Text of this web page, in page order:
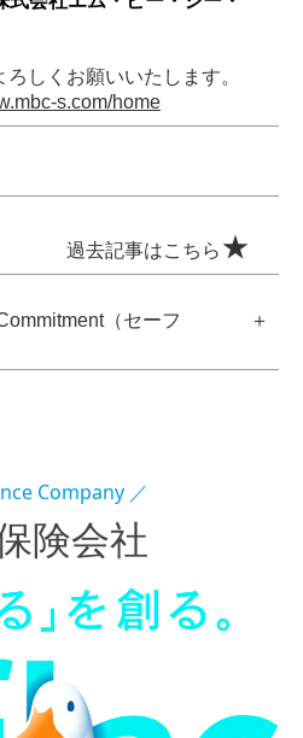
願いいたします。
s.com/home
過去記事はこちら ★
（セーフ
＋
Company ／
険会社